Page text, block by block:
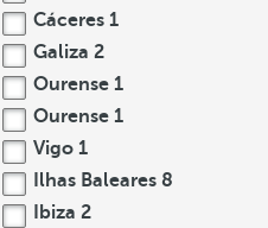
Cáceres 1
Galiza 2
Ourense 1
Ourense 1
Vigo 1
Ilhas Baleares 8
Ibiza 2